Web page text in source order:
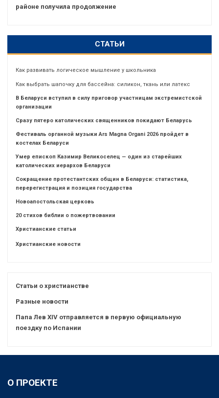
районе получила продолжение
СТАТЬИ
Как развивать логическое мышление у школьника
Как выбрать шапочку для бассейна: силикон, ткань или латекс
В Беларуси вступил в силу приговор участницам экстремистской
организации
Сразу пятеро католических священников покидают Беларусь
Фестиваль органной музыки Ars Magna Organi 2026 пройдет в
костелах Беларуси
Умер епископ Казимир Великоселец — один из старейших
католических иерархов Беларуси
Сокращение протестантских общин в Беларуси: статистика,
перерегистрация и позиция государства
Новоапостольская церковь
20 стихов библии о пожертвовании
Христианские статьи
Христианские новости
Статьи о христианстве
Разные новости
Папа Лев XIV отправляется в первую официальную
поездку по Испании
О ПРОЕКТЕ